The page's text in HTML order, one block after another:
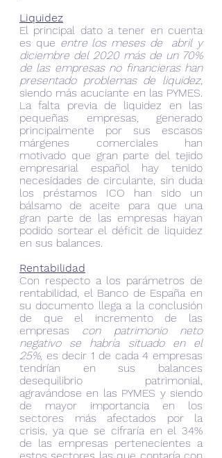
Liquidez
El principal dato a tener en cuenta
es que entre los meses de  abril y
diciembre del 2020 más de un 70%
de las empresas no financieras han
presentado problemas de liquidez,
siendo más acuciante en las PYMES.
La falta previa de liquidez en las
pequeñas empresas, generado
principalmente por sus escasos
márgenes comerciales han
motivado que gran parte del tejido
empresarial español hay tenido
necesidades de circulante, sin duda
los préstamos ICO han sido un
bálsamo de aceite para que una
gran parte de las empresas hayan
podido sortear el déficit de liquidez
en sus balances.
Rentabilidad
Con respecto a los parámetros de
rentabilidad, el Banco de España en
su documento llega a la conclusión
de que el incremento de las
empresas con patrimonio neto
negativo se habría situado en el
25%, es decir 1 de cada 4 empresas
tendrían en sus balances
desequilibrio patrimonial,
agravándose en las PYMES y siendo
de mayor importancia en los
sectores más afectados por la
crisis, ya que se cifraría en el 34%
de las empresas pertenecientes a